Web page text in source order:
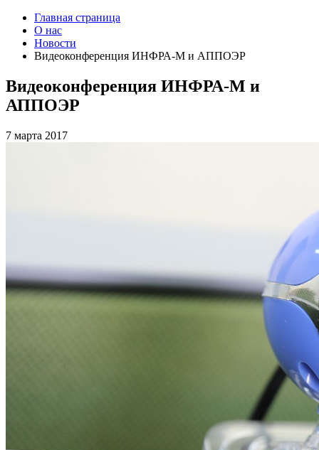
Главная страница
О нас
Новости
Видеоконференция ИНФРА-М и АППОЭР
Видеоконференция ИНФРА-М и
АППОЭР
7 марта 2017